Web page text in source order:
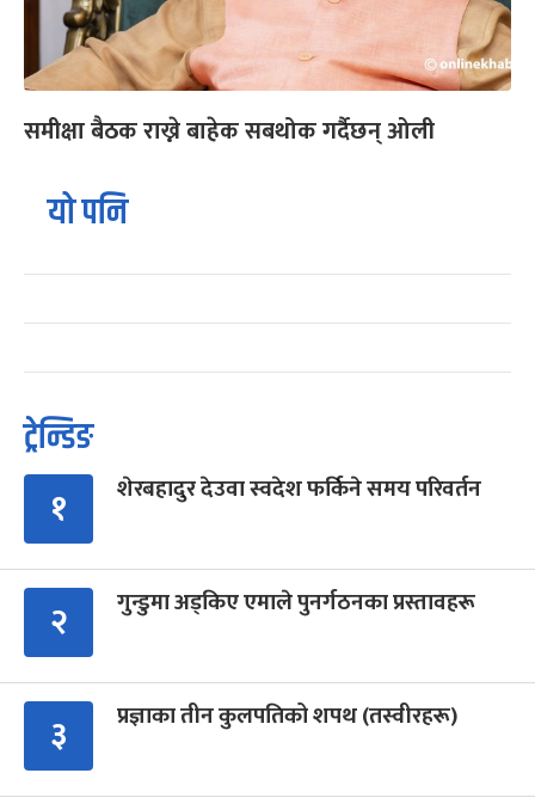
समीक्षा बैठक राख्ने बाहेक सबथोक गर्दैछन् ओली
यो पनि
ट्रेन्डिङ
१ शेरबहादुर देउवा स्वदेश फर्किने समय परिवर्तन
२ गुन्डुमा अड्किए एमाले पुनर्गठनका प्रस्तावहरू
३ प्रज्ञाका तीन कुलपतिको शपथ (तस्वीरहरू)